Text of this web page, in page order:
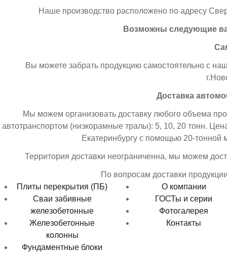
Наше производство расположено по адресу
Возможны следующие
Вы можете забрать продукцию самостоятельно с
Доставка
Мы можем организовать доставку любого объема
автотранспортом (низкорамные тралы): 5, 10, 20 тонн.
Екатеринбургу с помощью 20-
Территория доставки неограниченна, мы можем
По вопросам доставки
Плиты перекрытия (ПБ)
Сваи забивные
железобетонные
Железобетонные
колонны
Фундаментные блоки
О компании
ГОСТы и серии
Фотогалерея
Контакты